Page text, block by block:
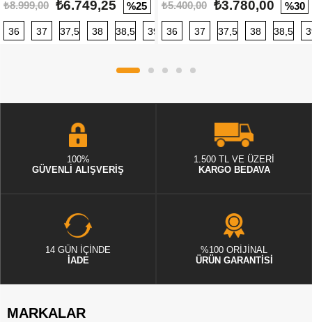
₺8.999,00 ₺6.749,25 %25
36 37 37,5 38 38,5 39 40 40,5 41 42 42,5
₺5.400,00 ₺3.780,00 %30
36 37 37,5 38 38,5
100%
GÜVENLİ ALIŞVERİŞ
1.500 TL VE ÜZERİ
KARGO BEDAVA
14 GÜN İÇİNDE
İADE
%100 ORİJİNAL
ÜRÜN GARANTİSİ
MARKALAR